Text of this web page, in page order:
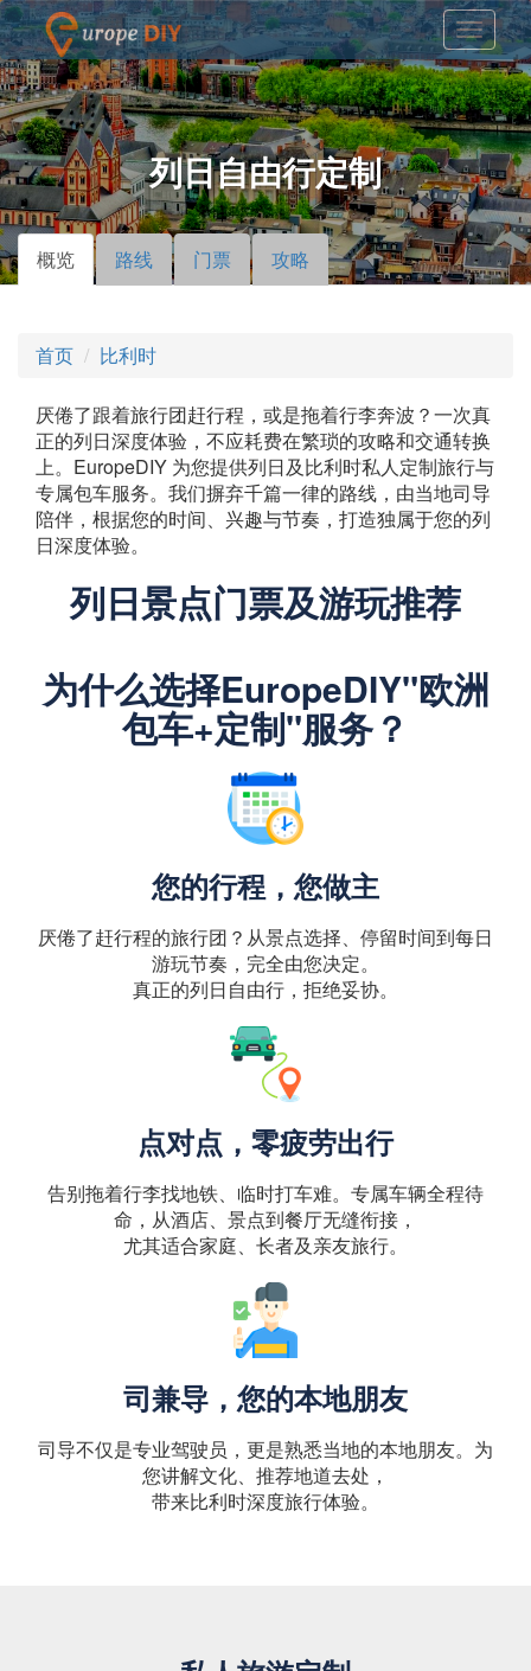
列日自由行定制
主标签
概览 （活
动标
路线 门票 攻略
首页 比利时
厌倦了跟着旅行团赶行程，或是拖着行李奔波？一次真
正的列日深度体验，不应耗费在繁琐的攻略和交通转换
上。EuropeDIY 为您提供列日及比利时私人定制旅行与
专属包车服务。我们摒弃千篇一律的路线，由当地司导
陪伴，根据您的时间、兴趣与节奏，打造独属于您的列
日深度体验。
列日景点门票及游玩推荐
为什么选择EuropeDIY"欧洲
包车+定制"服务？
您的行程，您做主
厌倦了赶行程的旅行团？从景点选择、停留时间到每日
游玩节奏，完全由您决定。
真正的列日自由行，拒绝妥协。
点对点，零疲劳出行
告别拖着行李找地铁、临时打车难。专属车辆全程待
命，从酒店、景点到餐厅无缝衔接，
尤其适合家庭、长者及亲友旅行。
司兼导，您的本地朋友
司导不仅是专业驾驶员，更是熟悉当地的本地朋友。为
您讲解文化、推荐地道去处，
带来比利时深度旅行体验。